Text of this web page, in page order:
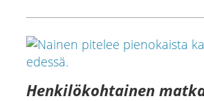
Henkilökohtainen